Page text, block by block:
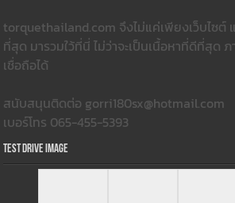
torquethailand.com จึงไม่แค่เพียงเว็บไซต์
ที่สุด มารวมใว้ที่นี่ ไม่ว่าจะเป็นเนื้อหาที่ดีที่สุด
เชื่อถือได้
สนับสนุนติดต่อ gorri180sx@hotmail.com
เบอร์โทร 065-455-5393
Test Drive Image